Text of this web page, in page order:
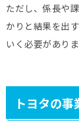
ただし、係長や
かりと結果を出
いく必要がありま
トヨタの事